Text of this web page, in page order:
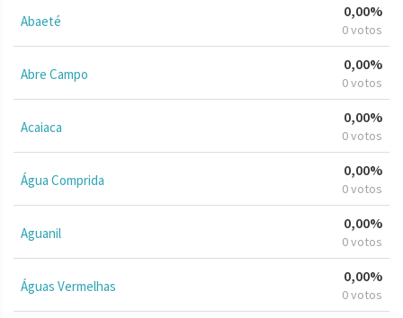
Abaeté
0,00%
0 votos
Abre Campo
0,00%
0 votos
Acaiaca
0,00%
0 votos
Água Comprida
0,00%
0 votos
Aguanil
0,00%
0 votos
Águas Vermelhas
0,00%
0 votos